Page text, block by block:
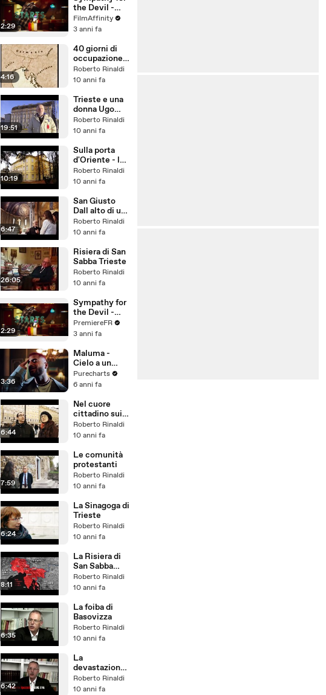
2:29
the Devil -
Official Trailer
FilmAffinity
3 anni fa
4:16
40 giorni di
occupazione
titina a
Trieste - 1945
Roberto Rinaldi
10 anni fa
19:51
Trieste e una
donna Ugo
Borsatti
Roberto Rinaldi
10 anni fa
10:19
Sulla porta
d'Oriente - le
presenze
ortodosse a
Roberto Rinaldi
10 anni fa
6:47
San Giusto
Dall alto di un
colle tra
ruderi romani
Roberto Rinaldi
10 anni fa
26:05
Risiera di San
Sabba Trieste
Roberto Rinaldi
10 anni fa
2:29
Sympathy for
the Devil -
Bande
annonce
PremiereFR
3 anni fa
3:36
Maluma -
Cielo a un
diablo
Purecharts
6 anni fa
6:44
Nel cuore
cittadino sui
luoghi della
Massoneria
Roberto Rinaldi
10 anni fa
7:59
Le comunità
protestanti
Roberto Rinaldi
10 anni fa
6:24
La Sinagoga di
Trieste
Roberto Rinaldi
10 anni fa
8:11
La Risiera di
San Sabba
1944
Roberto Rinaldi
10 anni fa
6:35
La foiba di
Basovizza
Roberto Rinaldi
10 anni fa
6:42
La
devastazione
della Sinagoga
1942
Roberto Rinaldi
10 anni fa